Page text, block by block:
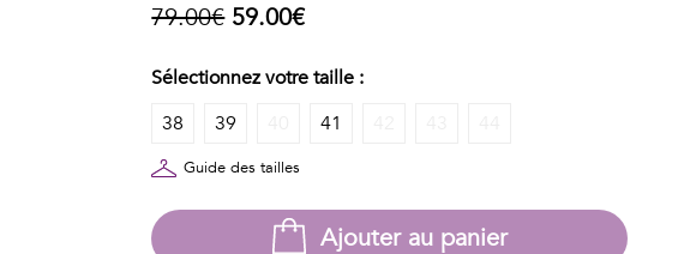
79.00€ 59.00€
Sélectionnez votre taille :
38
39 41
Guide des tailles
Ajouter au panier